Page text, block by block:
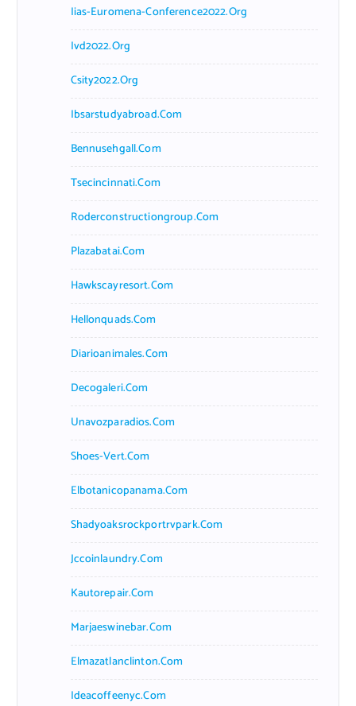
Iias-Euromena-Conference2022.org
Ivd2022.org
Csity2022.org
Ibsarstudyabroad.com
Bennusehgall.com
Tsecincinnati.com
Roderconstructiongroup.com
Plazabatai.com
Hawkscayresort.com
Hellonquads.com
Diarioanimales.com
Decogaleri.com
Unavozparadios.com
Shoes-Vert.com
Elbotanicopanama.com
Shadyoaksrockportrvpark.com
Jccoinlaundry.com
Kautorepair.com
Marjaeswinebar.com
Elmazatlanclinton.com
Ideacoffeenyc.com